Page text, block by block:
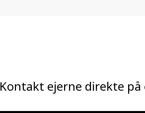
Kontakt ejerne direkte på